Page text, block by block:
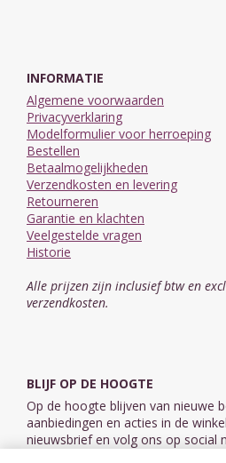
INFORMATIE
Algemene voorwaarden
Privacyverklaring
Modelformulier voor herroeping
Bestellen
Betaalmogelijkheden
Verzendkosten en levering
Retourneren
Garantie en klachten
Veelgestelde vragen
Historie
Alle prijzen zijn inclusief btw en
verzendkosten.
BLIJF OP DE HOOGTE
Op de hoogte blijven van nieuwe
aanbiedingen en acties in de
nieuwsbrief en volg ons op social